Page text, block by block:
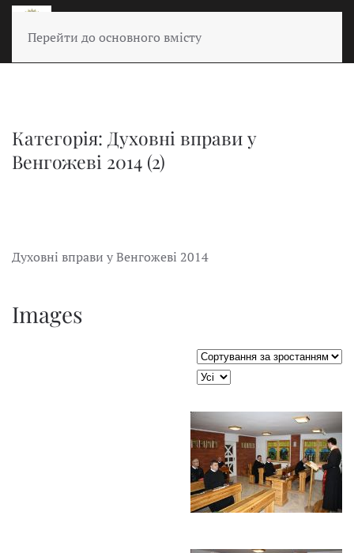
Перейти до основного вмісту
Категорія: Духовні вправи у
Венгожеві 2014 (2)
Духовні вправи у Венгожеві 2014
Images
Сортувати таблицю за:
JSEARCH_FILTER_LIMIT